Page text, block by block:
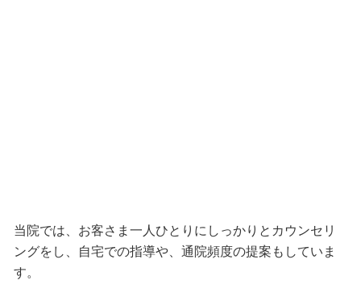
当院では、お客さま一人ひとりにしっかりとカウンセリ
ングをし、
自宅での指導や、通院頻度の提案 もしていま
す。